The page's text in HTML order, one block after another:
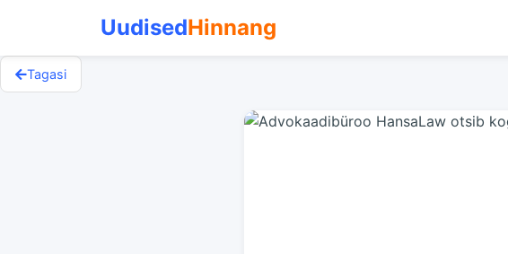
UudisedHinnang
Tagasi